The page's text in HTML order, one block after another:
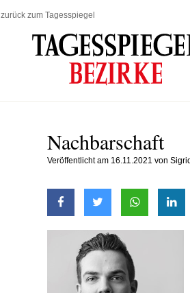
zurück zum Tagesspiegel
Nachbarschaft
Veröffentlicht am 16.11.2021 von
auf Facebook teilen
auf Twitter teilen
mit